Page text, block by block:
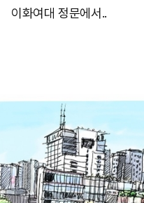
이화여대 정문에서..